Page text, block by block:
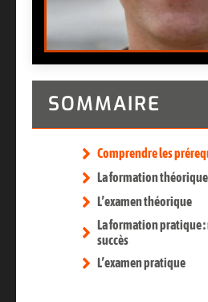
SOMMAIRE
Comprendre les
La formation
L’examen théorique
La formation pratique
succès
L’examen pratique